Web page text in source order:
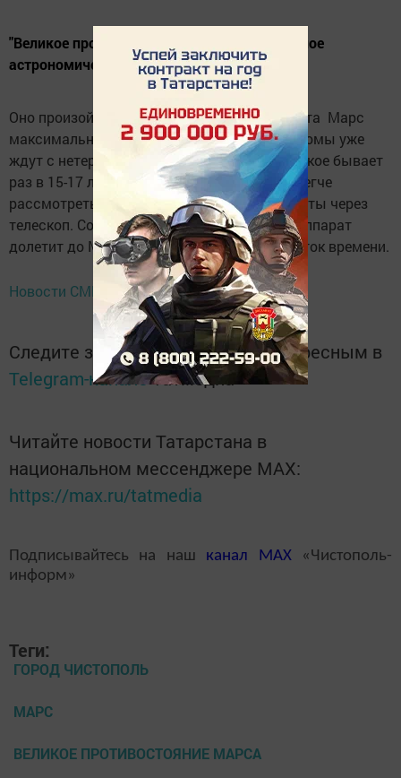
"Великое противостояние Марса" - это важное
астрономическое явление этого года
Оно произойдет 27 июля. В этот день планета Марс
максимально приблизится к Земле. Астрономы уже
ждут с нетерпением этого момента, ведь такое бывает
раз в 15-17 лет.В момент противостояния легче
рассмотреть географию поверхности планеты через
телескоп. Соответственно, и космический аппарат
долетит до Марса быстрее в этот промежуток времени.
Новости СМИ2
Следите за самым важным и интересным в
Telegram-каналеТатмедиа
Читайте новости Татарстана в
национальном мессенджере MАХ:
https://max.ru/tatmedia
Подписывайтесь на наш канал MAX«Чистополь-
информ»
Теги:
ГОРОД ЧИСТОПОЛЬ
МАРС
ВЕЛИКОЕ ПРОТИВОСТОЯНИЕ МАРСА